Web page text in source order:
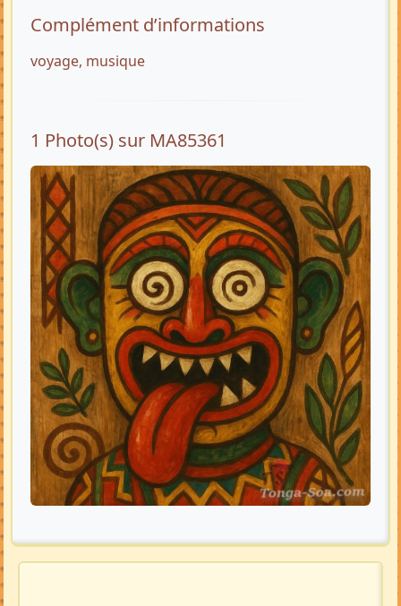
Complément d’informations
voyage, musique
1 Photo(s) sur MA85361